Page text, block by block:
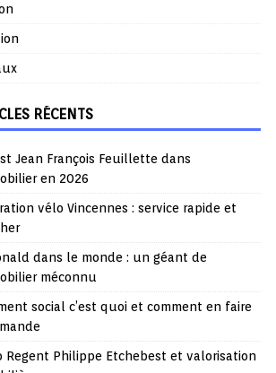
RÉCENTS
Jean François Feuillette dans
en 2026
vélo Vincennes : service rapide et
dans le monde : un géant de
méconnu
social c’est quoi et comment en faire
Regent Philippe Etchebest et valorisation